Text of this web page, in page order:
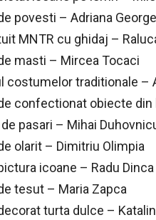
povesti – Adriana
MNTR cu ghidaj –
masti – Mircea Tocaci
costumelor traditionale –
confectionat obiecte
pasari – Mihai
olarit – Dimitriu Olimpia
icoane – Radu Dinca
tesut – Maria Zapca
turta dulce –